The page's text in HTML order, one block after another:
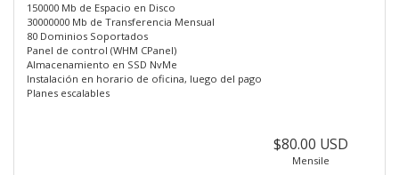
150000 Mb de Espacio en Disco
30000000 Mb de Transferencia Mensual
80 Dominios Soportados
Panel de control (WHM CPanel)
Almacenamiento en SSD NvMe
Instalación en horario de oficina, luego del pago
Planes escalables
$80.00 USD
Mensile